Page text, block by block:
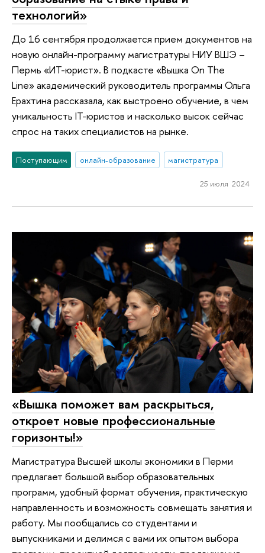
технологий»
До 16 сентября продолжается прием документов на
новую онлайн-программу магистратуры НИУ ВШЭ –
Пермь «ИТ-юрист». В подкасте «Вышка On The
Line» академический руководитель программы Ольга
Ерахтина рассказала, как выстроено обучение, в чем
уникальность IT-юристов и насколько высок сейчас
спрос на таких специалистов на рынке.
Поступающим онлайн-образование магистратура
25 июля 2024
«Вышка поможет вам раскрыться,
откроет новые профессиональные
горизонты!»
Магистратура Высшей школы экономики в Перми
предлагает большой выбор образовательных
программ, удобный формат обучения, практическую
направленность и возможность совмещать занятия и
работу. Мы пообщались со студентами и
выпускниками и делимся с вами их опытом выбора